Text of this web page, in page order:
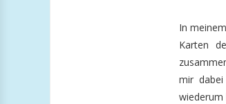
In
Karten
mir
wiederum